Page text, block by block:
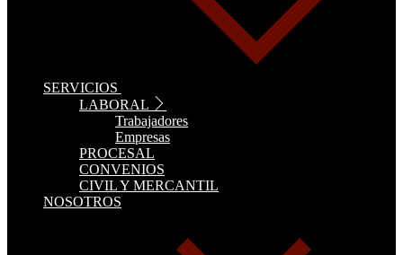
SERVICIOS
LABORAL
Trabajadores
Empresas
PROCESAL
CONVENIOS
CIVIL Y MERCANTIL
NOSOTROS